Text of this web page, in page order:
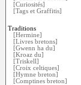
[Curiosités]
[Tags et Graffitis]
Traditions
[Hermine]
[Livres bretons]
[Gwenn ha du]
[Kroaz du]
[Triskell]
[Croix celtiques]
[Hymne breton]
[Comptines breton]